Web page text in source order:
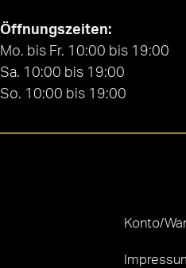
Öffnungszeiten:
Mo. bis Fr. 10:00 bis 19:00
Sa. 10:00 bis 19:00
So. 10:00 bis 19:00
Konto/